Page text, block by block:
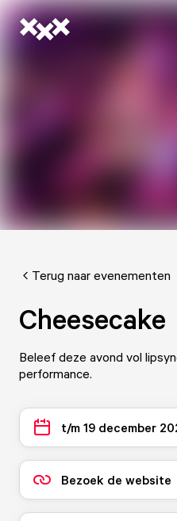
Terug naar evenementen
Cheesecake
Beleef deze avond vol
performance.
t/m 19 december
Bezoek de website